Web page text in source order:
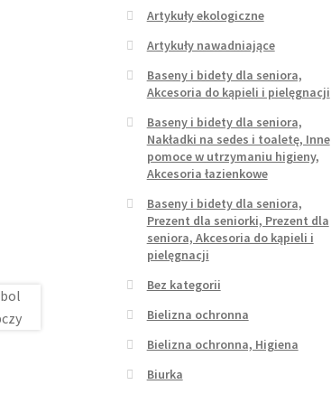
Artykuły ekologiczne
Artykuły nawadniające
Baseny i bidety dla seniora,
Akcesoria do kąpieli i pielęgnacji
Baseny i bidety dla seniora,
Nakładki na sedes i toaletę, Inne
pomoce w utrzymaniu higieny,
Akcesoria łazienkowe
Baseny i bidety dla seniora,
Prezent dla seniorki, Prezent dla
seniora, Akcesoria do kąpieli i
pielęgnacji
Bez kategorii
Bielizna ochronna
Bielizna ochronna, Higiena
Biurka